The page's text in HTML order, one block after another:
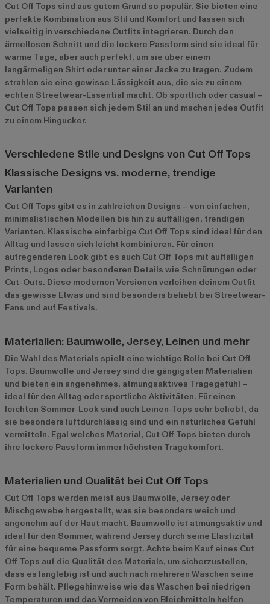
Cut Off Tops sind aus gutem Grund so populär. Sie bieten eine
perfekte Kombination aus Stil und Komfort und lassen sich
vielseitig in verschiedene Outfits integrieren. Durch den
ärmellosen Schnitt und die lockere Passform sind sie ideal für
warme Tage, aber auch perfekt, um sie über einem
langärmeligen Shirt oder unter einer Jacke zu tragen. Zudem
strahlen sie eine gewisse Lässigkeit aus, die sie zu einem
echten Streetwear-Essential macht. Ob sportlich oder casual –
Cut Off Tops passen sich jedem Stil an und machen jedes Outfit
zu einem Hingucker.
Verschiedene Stile und Designs von Cut Off Tops
Klassische Designs vs. moderne, trendige
Varianten
Cut Off Tops gibt es in zahlreichen Designs – von einfachen,
minimalistischen Modellen bis hin zu auffälligen, trendigen
Varianten. Klassische einfarbige Cut Off Tops sind ideal für den
Alltag und lassen sich leicht kombinieren. Für einen
aufregenderen Look gibt es auch Cut Off Tops mit auffälligen
Prints, Logos oder besonderen Details wie Schnürungen oder
Cut-Outs. Diese modernen Versionen verleihen deinem Outfit
das gewisse Etwas und sind besonders beliebt bei Streetwear-
Fans und auf Festivals.
Materialien: Baumwolle, Jersey, Leinen und mehr
Die Wahl des Materials spielt eine wichtige Rolle bei Cut Off
Tops. Baumwolle und Jersey sind die gängigsten Materialien
und bieten ein angenehmes, atmungsaktives Tragegefühl –
ideal für den Alltag oder sportliche Aktivitäten. Für einen
leichten Sommer-Look sind auch Leinen-Tops sehr beliebt, da
sie besonders luftdurchlässig sind und ein natürliches Gefühl
vermitteln. Egal welches Material, Cut Off Tops bieten durch
ihre lockere Passform immer höchsten Tragekomfort.
Materialien und Qualität bei Cut Off Tops
Cut Off Tops werden meist aus Baumwolle, Jersey oder
Mischgewebe hergestellt, was sie besonders weich und
angenehm auf der Haut macht. Baumwolle ist atmungsaktiv und
ideal für den Sommer, während Jersey durch seine Elastizität
für eine bequeme Passform sorgt. Achte beim Kauf eines Cut
Off Tops auf die Qualität des Materials, um sicherzustellen,
dass es langlebig ist und auch nach mehreren Wäschen seine
Form behält. Pflegehinweise wie das Waschen bei niedrigen
Temperaturen und das Vermeiden von Bleichmitteln helfen